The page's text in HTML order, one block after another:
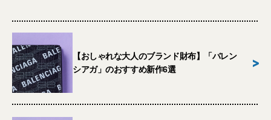
【おしゃれな大人のブランド財布】「バレン
シアガ」のおすすめ新作6選
>